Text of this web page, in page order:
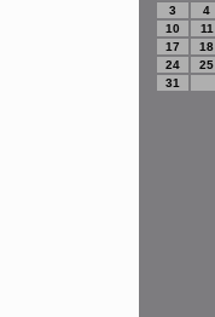
3
4
10
11
17
18
24
25
31